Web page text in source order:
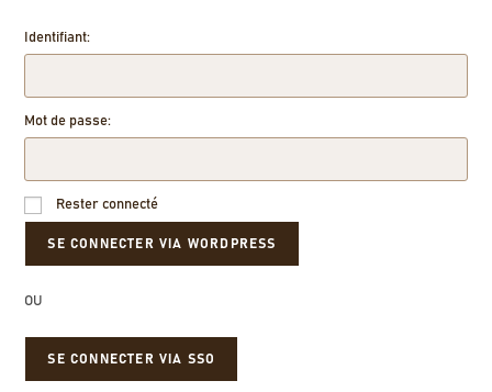
Identifiant:
Mot de passe:
Rester connecté
OU
SE CONNECTER VIA SSO